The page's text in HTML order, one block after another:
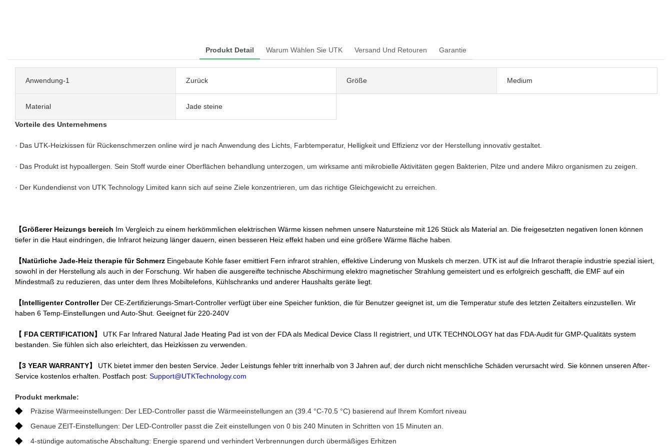
Produkt Detail Warum Wählen Sie UTK Versand Und Retouren Garantie
Anwendung-1 Zurück Größe Medium
Material Jade steine
Vorteile des Unternehmens
· Das UTK-Heizkissen für Rückenschmerzen online wird je nach Anwendung des Lichts, Farbtemperatur, Helligkeit und Effizienz vor der Herstellung innovativ gestaltet.
· Das Produkt ist hypoallergen. Sein Stoff wurde einer Oberflächen behandlung unterzogen, um wirksame anti mikrobielle Aktivitäten gegen Bakterien, Pilze und andere Mikro organismen zu zeigen.
· Der Kundendienst von UTK Technology Limited kann sich auf seine Ziele konzentrieren, um das richtige Gleichgewicht zu erreichen.
【Größerer Heizungs bereich Im Vergleich zu einem herkömmlichen elektrischen Wärme kissen nehmen unsere Natursteine mit 126 Stück als Material an. Die freigesetzten negativen Ionen können
tiefer in die Haut eindringen, die Infrarot heizung länger dauern, einen besseren Heiz effekt haben und eine größere Wärme fläche haben.
【Natürliche Jade-Heiz therapie für Schmerz Eingebaute Kohle faser emittiert Fern infrarot strahlen, effektive Linderung von Muskels ch merzen. UTK ist auf die Infrarot therapie industrie spezial isiert,
sowohl in der Herstellung als auch in der Forschung. Wir haben die ausgereifte technische Abschirmung elektro magnetischer Strahlung gemeistert und es erfolgreich geschafft, die EMF auf ein
Mindestmaß zu reduzieren, das unter dem Ihres Mobiltelefons, Kühlschranks und anderer Haushalts geräte liegt.
【Intelligenter Controller Der CE-Zertifizierungs-Smart-Controller verfügt über eine Speicher funktion, die für Benutzer geeignet ist, um die Temperatur stufe des letzten Zeitalters einzustellen. Wir
haben 6 Temp-Einstellungen und Auto-Shut. Geeignet für 220-240V
【 FDA CERTIFICATION】 UTK Far Infrared Natural Jade Heating Pad ist von der FDA als Medical Device Class II registriert, und UTK TECHNOLOGY hat das FDA-Audit für GMP-Qualitäts system
bestanden. Sie fühlen sich also erleichtert, das Heizkissen zu verwenden.
【3 YEAR WARRANTY】 UTK bietet immer den besten Service. Jeder Leistungs fehler tritt innerhalb von 3 Jahren auf, der durch nicht menschliche Schäden verursacht wird. Sie können unseren After-
Service kostenlos erhalten. Postfach post: Support@UTKTechnology.com
Produkt merkmale:
◆ Präzise Wärmeeinstellungen: Der LED-Controller passt die Wärmeeinstellungen an (39.4 °C-70.5 °C) basierend auf Ihrem Komfort niveau
◆ Genaue ZEIT-Einstellungen: Der LED-Controller passt die Zeit einstellungen von 0 bis 240 Minuten in Schritten von 15 Minuten an.
◆ 4-stündige automatische Abschaltung: Energie sparend und verhindert Verbrennungen durch übermäßiges Erhitzen